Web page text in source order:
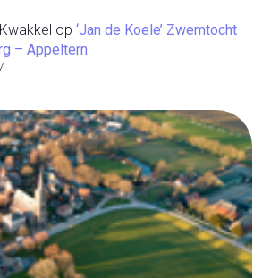
op ‘Jan de Koele’ Zwemtocht
– Appeltern